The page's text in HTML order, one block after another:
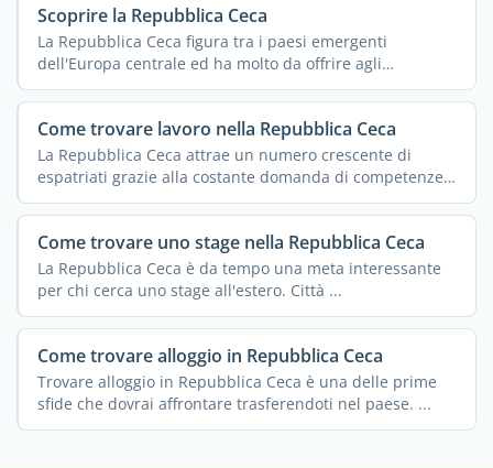
Scoprire la Repubblica Ceca
La Repubblica Ceca figura tra i paesi emergenti
dell'Europa centrale ed ha molto da offrire agli
espatriati. ...
Come trovare lavoro nella Repubblica Ceca
La Repubblica Ceca attrae un numero crescente di
espatriati grazie alla costante domanda di competenze
...
Come trovare uno stage nella Repubblica Ceca
La Repubblica Ceca è da tempo una meta interessante
per chi cerca uno stage all'estero. Città ...
Come trovare alloggio in Repubblica Ceca
Trovare alloggio in Repubblica Ceca è una delle prime
sfide che dovrai affrontare trasferendoti nel paese. ...